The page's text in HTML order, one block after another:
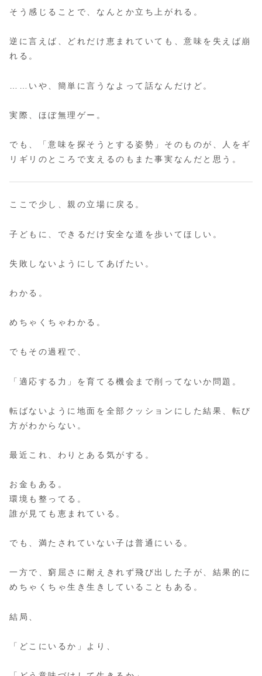
そう感じることで、なんとか立ち上がれる。
逆に言えば、どれだけ恵まれていても、意味を失えば崩
れる。
……いや、簡単に言うなよって話なんだけど。
実際、ほぼ無理ゲー。
でも、「意味を探そうとする姿勢」そのものが、人をギ
リギリのところで支えるのもまた事実なんだと思う。
ここで少し、親の立場に戻る。
子どもに、できるだけ安全な道を歩いてほしい。
失敗しないようにしてあげたい。
わかる。
めちゃくちゃわかる。
でもその過程で、
「適応する力」を育てる機会まで削ってないか問題。
転ばないように地面を全部クッションにした結果、転び
方がわからない。
最近これ、わりとある気がする。
お金もある。
環境も整ってる。
誰が見ても恵まれている。
でも、満たされていない子は普通にいる。
一方で、窮屈さに耐えきれず飛び出した子が、結果的に
めちゃくちゃ生き生きしていることもある。
結局、
「どこにいるか」より、